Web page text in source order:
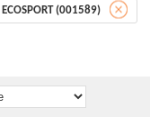
ECOSPORT (001589)